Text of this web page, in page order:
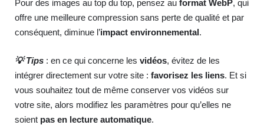
Pour des images au top du top, pensez au format WebP, qui
offre une meilleure compression sans perte de qualité et par
conséquent, diminue l’impact environnemental.
💡 Tips : en ce qui concerne les vidéos, évitez de les
intégrer directement sur votre site : favorisez les liens. Et si
vous souhaitez tout de même conserver vos vidéos sur
votre site, alors modifiez les paramètres pour qu’elles ne
soient pas en lecture automatique.